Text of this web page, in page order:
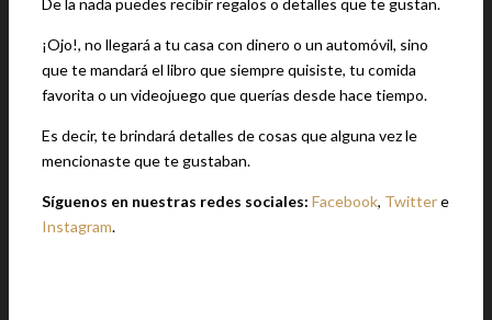
De la nada puedes recibir regalos o detalles que te gustan.
¡Ojo!, no llegará a tu casa con dinero o un automóvil, sino
que te mandará el libro que siempre quisiste, tu comida
favorita o un videojuego que querías desde hace tiempo.
Es decir, te brindará detalles de cosas que alguna vez le
mencionaste que te gustaban.
Síguenos en nuestras redes sociales: Facebook, Twittere
Instagram.